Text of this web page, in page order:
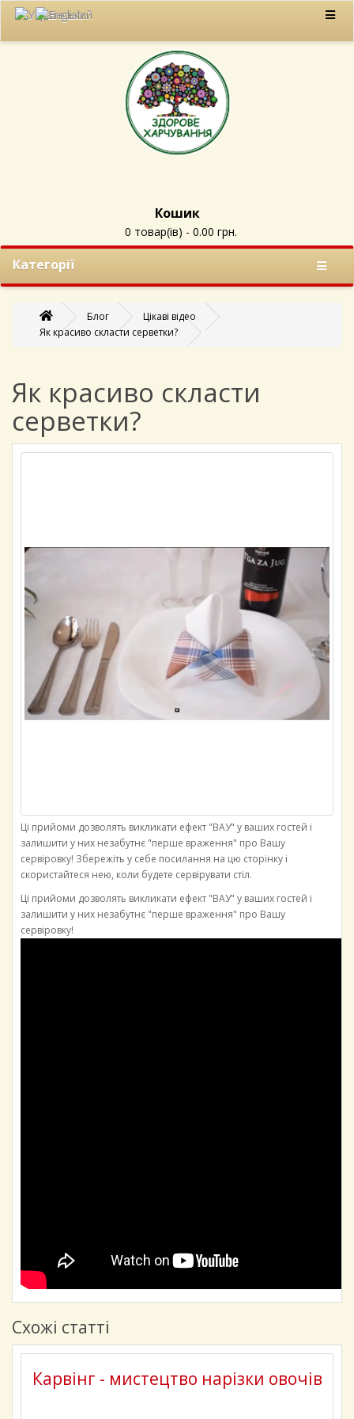
Кошик
0 товар(ів) - 0.00 грн.
Категорії
Блог
Цікаві відео
Як красиво скласти серветки?
Як красиво скласти
серветки?
Ці прийоми дозволять викликати ефект "ВАУ" у ваших гостей і
залишити у них незабутнє "перше враження" про Вашу
сервіровку! Збережіть у себе посилання на цю сторінку і
скористайтеся нею, коли будете сервірувати стіл.
Ці прийоми дозволять викликати ефект "ВАУ" у ваших гостей і
залишити у них незабутнє "перше враження" про Вашу
сервіровку!
Схожі статті
Карвінг - мистецтво нарізки овочів